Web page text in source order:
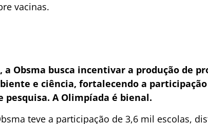
vacinas.
a Obsma busca incentivar a produção de
e ciência, fortalecendo a
pesquisa. A Olimpíada é bienal.
teve a participação de 3,6 mil escolas,